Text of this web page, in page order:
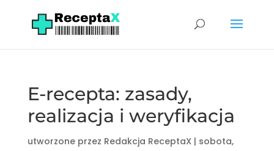
E-recepta: zasady,
realizacja i weryfikacja
utworzone przez Redakcja ReceptaX| sobota,